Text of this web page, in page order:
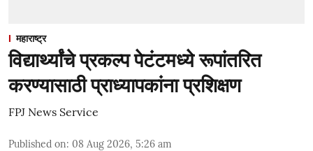
महाराष्ट्र
विद्यार्थ्यांचे प्रकल्प पेटंटमध्ये रूपांतरित
करण्यासाठी प्राध्यापकांना प्रशिक्षण
FPJ News Service
Published on: 08 Aug 2026, 5:26 am